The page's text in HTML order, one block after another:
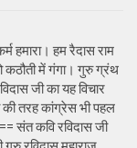
हमारा। हम रैदास राम
कठौती में गंगा। गुरु ग्रंथ
जी का यह विचार
तरह कांग्रेस भी पहल
संत कवि रविदास जी